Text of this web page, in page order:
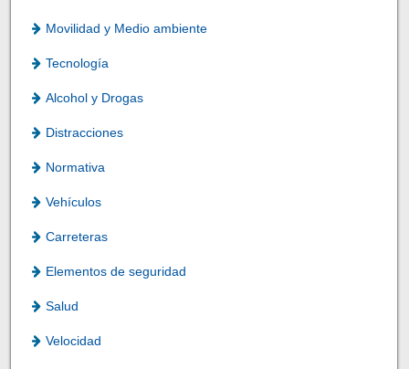
Movilidad y Medio ambiente
Tecnología
Alcohol y Drogas
Distracciones
Normativa
Vehículos
Carreteras
Elementos de seguridad
Salud
Velocidad